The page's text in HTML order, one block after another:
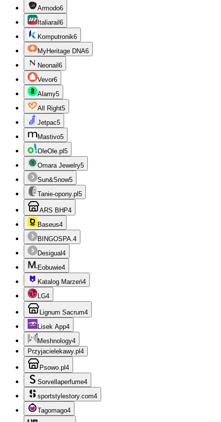
Armodo6
Italiarail 6
Komputronik6
MyHeritage DNA6
Neonail 6
Vevor6
Alamy5
All Right5
Jetpac5
Mastivo5
OleOle.pl 5
Omara Jewelry5
Sun&Snow5
Tanie-opony.pl 5
ARS BHP4
Baseus4
BINGOSPA. 4
Desigual 4
Eobuwie4
Katalog Marzeń4
LG4
Lignum Sacrum4
Lisek App4
Meshnology4
Przyjacielekawy.pl 4
Psowo.pl 4
Sorvellaperfume4
sportstylestory.com4
Tagomago4